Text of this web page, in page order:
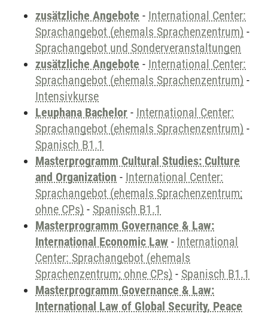
zusätzliche Angebote - International Center:
Sprachangebot (ehemals Sprachenzentrum) -
Sprachangebot und Sonderveranstaltungen
zusätzliche Angebote - International Center:
Sprachangebot (ehemals Sprachenzentrum) -
Intensivkurse
Leuphana Bachelor - International Center:
Sprachangebot (ehemals Sprachenzentrum) -
Spanisch B1.1
Masterprogramm Cultural Studies: Culture
and Organization - International Center:
Sprachangebot (ehemals Sprachenzentrum;
ohne CPs) - Spanisch B1.1
Masterprogramm Governance & Law:
International Economic Law - International
Center: Sprachangebot (ehemals
Sprachenzentrum; ohne CPs) - Spanisch B1.1
Masterprogramm Governance & Law:
International Law of Global Security, Peace